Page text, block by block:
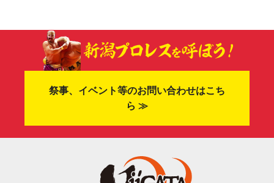
祭事、イベント等のお問い合わせはこち
ら ≫